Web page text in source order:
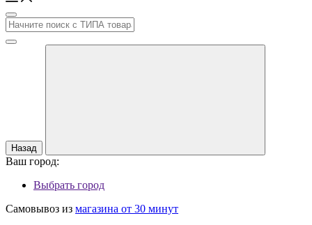
Назад
Ваш город:
Выбрать город
Самовывоз из магазина от 30 минут